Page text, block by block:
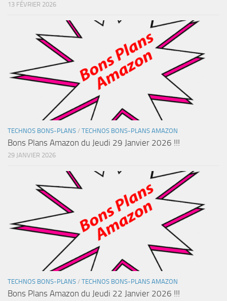
13 FÉVRIER 2026
TECHNOS BONS-PLANS / TECHNOS BONS-PLANS AMAZON
Bons Plans Amazon du Jeudi 29 Janvier 2026 !!!
29 JANVIER 2026
TECHNOS BONS-PLANS / TECHNOS BONS-PLANS AMAZON
Bons Plans Amazon du Jeudi 22 Janvier 2026 !!!